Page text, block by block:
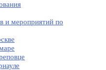
и мероприятий по